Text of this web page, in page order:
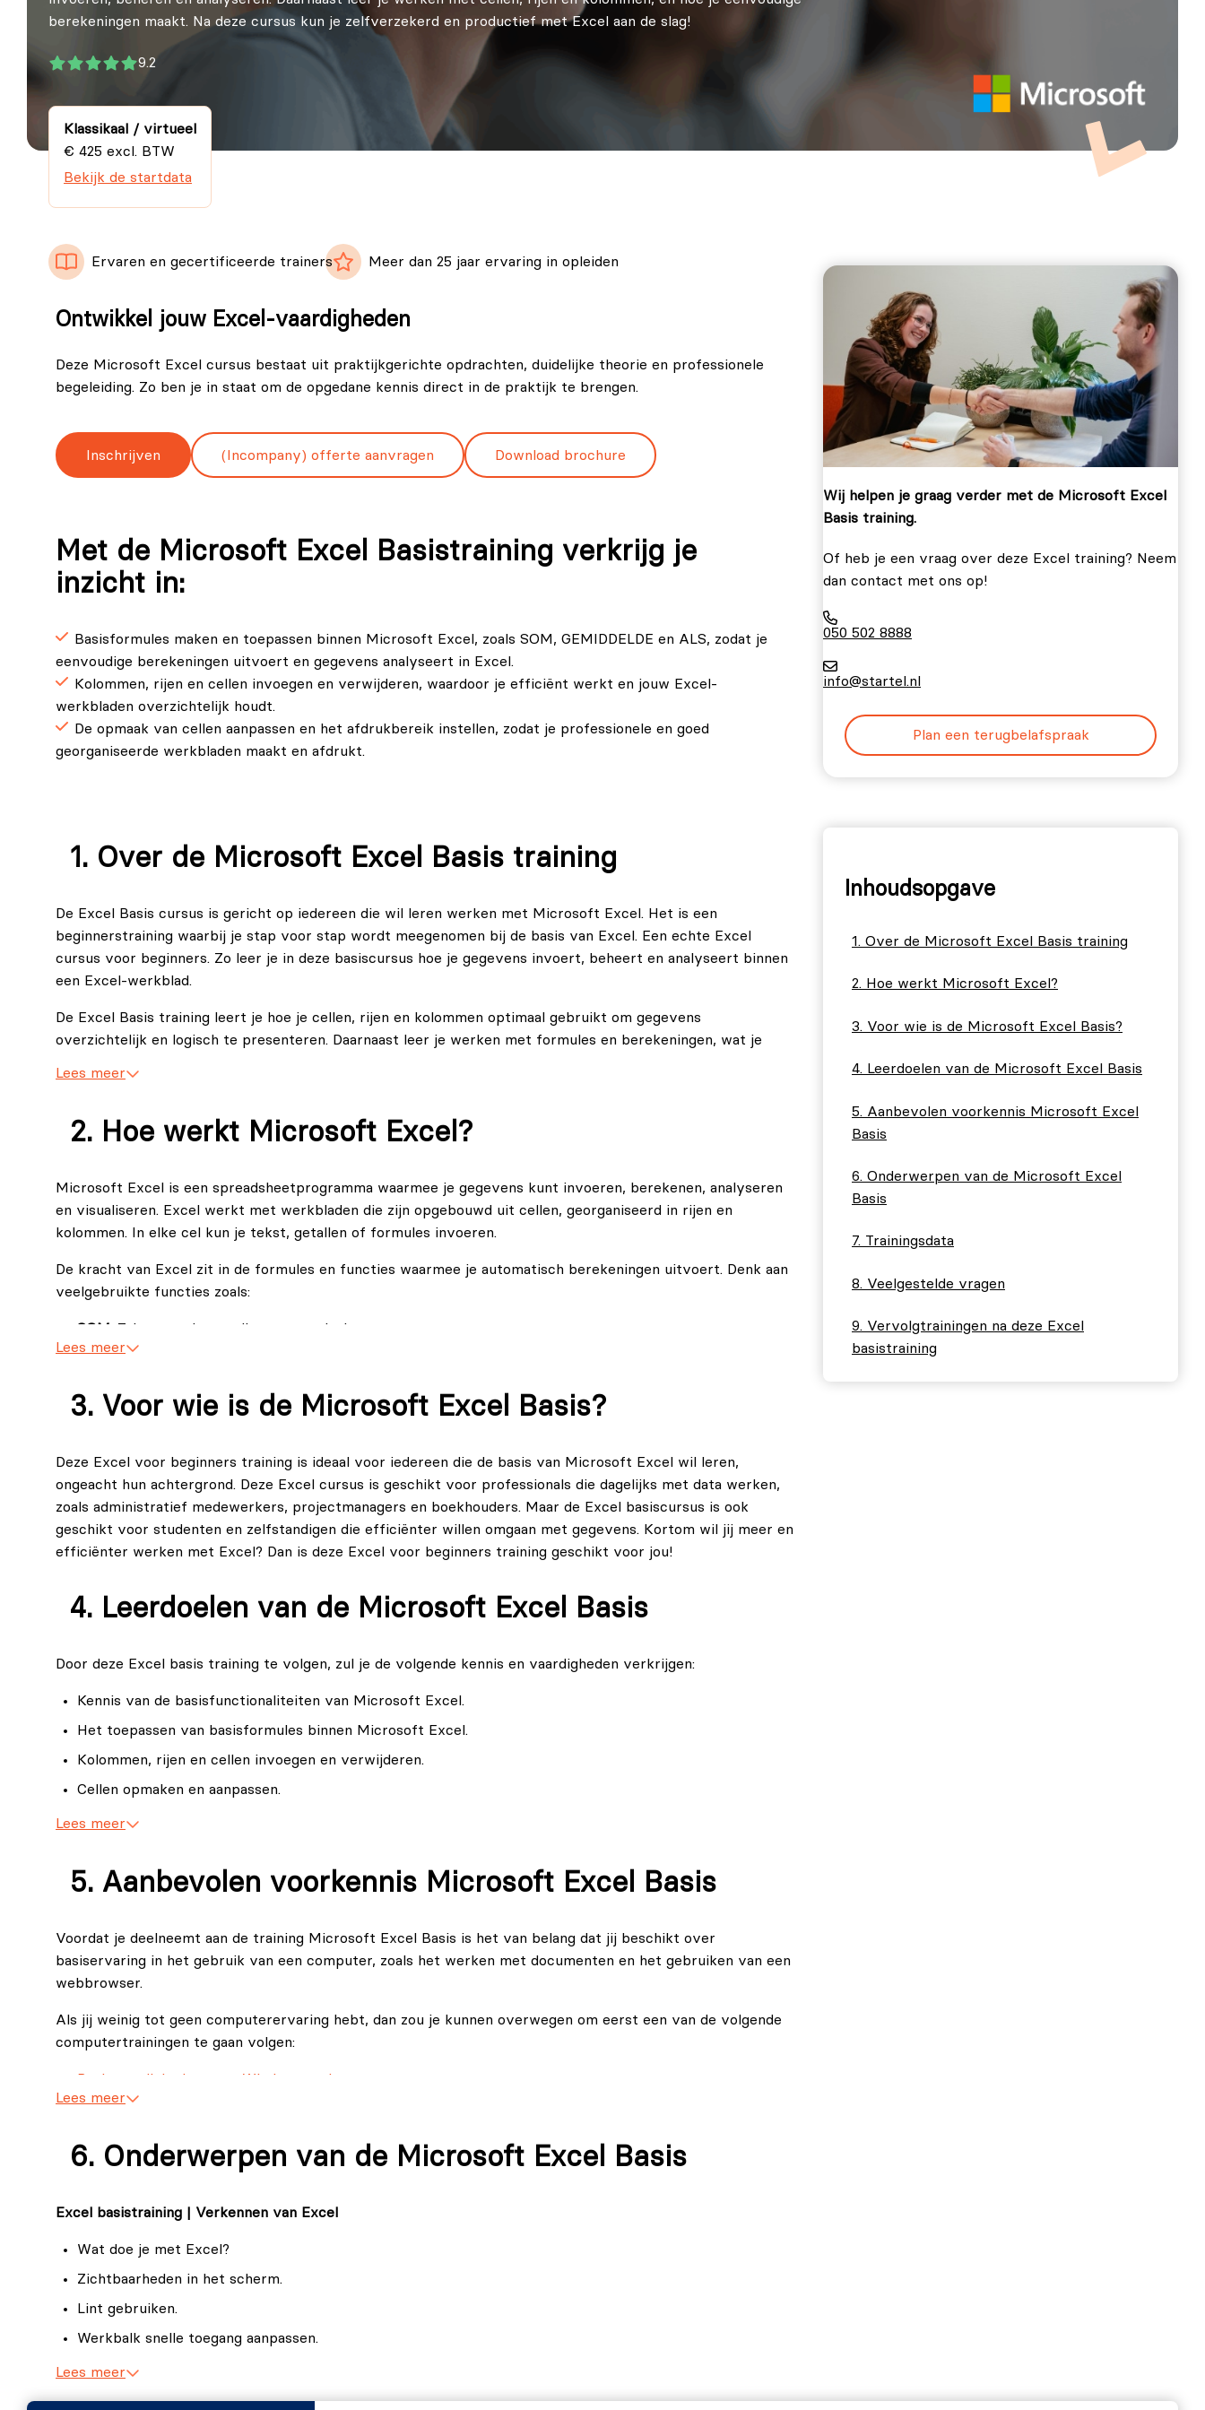
berekeningen maakt. Na deze cursus kun je zelfverzekerd en productief met Excel aan de slag!
9.2
Klassikaal / virtueel
€ 425 excl. BTW
Bekijk de startdata
Ervaren en gecertificeerde trainers Meer dan 25 jaar ervaring in opleiden
Ontwikkel jouw Excel-vaardigheden
Deze Microsoft Excel cursus bestaat uit praktijkgerichte opdrachten, duidelijke theorie en professionele
begeleiding. Zo ben je in staat om de opgedane kennis direct in de praktijk te brengen.
Inschrijven (Incompany) offerte aanvragen Download brochure
Met de Microsoft Excel Basistraining verkrijg je
inzicht in:
Basisformules maken en toepassen binnen Microsoft Excel, zoals SOM, GEMIDDELDE en ALS, zodat je
eenvoudige berekeningen uitvoert en gegevens analyseert in Excel.
Kolommen, rijen en cellen invoegen en verwijderen, waardoor je efficiënt werkt en jouw Excel-
werkbladen overzichtelijk houdt.
De opmaak van cellen aanpassen en het afdrukbereik instellen, zodat je professionele en goed
georganiseerde werkbladen maakt en afdrukt.
Wij helpen je graag verder met de Microsoft Excel
Basis training.
Of heb je een vraag over deze Excel training? Neem
dan contact met ons op!
050 502 8888
info@startel.nl
Plan een terugbelafspraak
Inhoudsopgave
Over de Microsoft Excel Basis training
Hoe werkt Microsoft Excel?
Voor wie is de Microsoft Excel Basis?
Leerdoelen van de Microsoft Excel Basis
Aanbevolen voorkennis Microsoft Excel
Basis
Onderwerpen van de Microsoft Excel
Basis
Trainingsdata
Veelgestelde vragen
Vervolgtrainingen na deze Excel
basistraining
Over de Microsoft Excel Basis training
De Excel Basis cursus is gericht op iedereen die wil leren werken met Microsoft Excel. Het is een
beginnerstraining waarbij je stap voor stap wordt meegenomen bij de basis van Excel. Een echte Excel
cursus voor beginners. Zo leer je in deze basiscursus hoe je gegevens invoert, beheert en analyseert binnen
een Excel-werkblad.
De Excel Basis training leert je hoe je cellen, rijen en kolommen optimaal gebruikt om gegevens
overzichtelijk en logisch te presenteren. Daarnaast leer je werken met formules en berekeningen, wat je
In deze Excel basiscursus worden theorie en praktijk gebalanceerd aangeboden. De opgedane kennis kun je
solide basis om jezelf verder te verdiepen in meer geavanceerde Excel-functionaliteiten.
Lees meer
Hoe werkt Microsoft Excel?
Microsoft Excel is een spreadsheetprogramma waarmee je gegevens kunt invoeren, berekenen, analyseren
en visualiseren. Excel werkt met werkbladen die zijn opgebouwd uit cellen, georganiseerd in rijen en
kolommen. In elke cel kun je tekst, getallen of formules invoeren.
De kracht van Excel zit in de formules en functies waarmee je automatisch berekeningen uitvoert. Denk aan
veelgebruikte functies zoals:
SOM: Tel een reeks getallen automatisch op.
GEMIDDELDE:
VERT.ZOEKEN:Zoek een waarde op in een tabel.
In onze Excel Basis cursus leer je precies hoe deze functies werken en hoe je ze toepast in de praktijk.
Lees meer
Voor wie is de Microsoft Excel Basis?
Deze Excel voor beginners training is ideaal voor iedereen die de basis van Microsoft Excel wil leren,
ongeacht hun achtergrond. Deze Excel cursus is geschikt voor professionals die dagelijks met data werken,
zoals administratief medewerkers, projectmanagers en boekhouders. Maar de Excel basiscursus is ook
geschikt voor studenten en zelfstandigen die efficiënter willen omgaan met gegevens. Kortom wil jij meer en
efficiënter werken met Excel? Dan is deze Excel voor beginners training geschikt voor jou!
Leerdoelen van de Microsoft Excel Basis
Door deze Excel basis training te volgen, zul je de volgende kennis en vaardigheden verkrijgen:
Kennis van de basisfunctionaliteiten van Microsoft Excel.
Het toepassen van basisformules binnen Microsoft Excel.
Kolommen, rijen en cellen invoegen en verwijderen.
Cellen opmaken en aanpassen.
Afdrukbereik instellen voor duidelijke en gestructureerde rapporten.
Lees meer
Aanbevolen voorkennis Microsoft Excel Basis
Voordat je deelneemt aan de training Microsoft Excel Basis is het van belang dat jij beschikt over
basiservaring in het gebruik van een computer, zoals het werken met documenten en het gebruiken van een
webbrowser.
Als jij weinig tot geen computerervaring hebt, dan zou je kunnen overwegen om eerst een van de volgende
computertrainingen te gaan volgen:
Basisvaardigheden voor Windows en Internet.
Complete Basisvaardigheden voor de Computer.
Wil jij graag zeker weten of deze Excel basistraining bij jou past? Neem dan gerust
Excel Gevorderd? Lees hier ons blog over
Lees meer
Onderwerpen van de Microsoft Excel Basis
Excel basistraining | Verkennen van Excel
Wat doe je met Excel?
Zichtbaarheden in het scherm.
Lint gebruiken.
Werkbalk snelle toegang aanpassen.
Help gebruiken.
Lees meer